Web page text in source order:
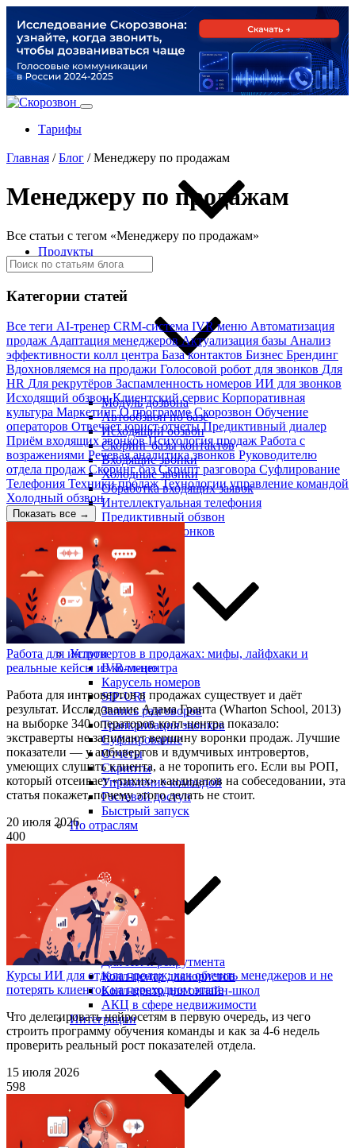
Тарифы
Продукты
По задачам
Модуль дозвона
Автообзвон по базе
Исходящий обзвон
Скоринг базы контактов
Входящие звонки
Холодные звонки
Обработка входящих заявок
Интеллектуальная телефония
Предиктивный обзвон
Маркировка звонков
Услуги
IVR-меню
Карусель номеров
SIP-URI
Запись разговоров
Транкрибация звонков
Суфлирование
Отчёты
Скрипты
Управление командой
Гостевой доступ
Быстрый запуск
По отраслям
Для HR и рекрутмента
Колл-центр для юристов
Колл-центр для онлайн-школ
АКЦ в сфере недвижимости
Интеграции
Главная /Блог /Менеджеру по продажам
Менеджеру по продажам
Все статьи с тегом «Менеджеру по продажам»
Категории статей
Все теги AI-тренер CRM-система IVR меню Автоматизация
продаж Адаптация менеджеровАктуализация базы Анализ
эффективности колл центра База контактов Бизнес Брендинг
Вдохновляемся на продажи Голосовой робот для звонков Для
HR Для рекрутёров Заспамленность номеров ИИ для звонков
Исходящий обзвонКлиентский сервис Корпоративная
культура МаркетингО программе Скорозвон Обучение
операторов Отвечает юристотчетыПредиктивный диалер
Приём входящих звонковПсихология продаж Работа с
возражениями Речевая аналитика звонков Руководителю
отдела продаж Скоринг базСкрипт разговора Суфлирование
Телефония Техники продажТехнологииуправление командой
Холодный обзвон
Показать все →
Работа для интровертов в продажах: мифы, лайфхаки и
реальные кейсы из колл-центра
Работа для интровертов в продажах существует и даёт
результат. Исследование Адама Гранта (Wharton School, 2013)
на выборке 340 операторов колл-центра показало:
экстраверты не занимают вершину воронки продаж. Лучшие
показатели — у амбивертов и вдумчивых интровертов,
умеющих слушать клиента, а не торопить его. Если вы РОП,
который отсеивает «тихих» кандидатов на собеседовании, эта
статья покажет, почему этого делать не стоит.
20 июля 2026
400
Курсы ИИ для отдела продаж: как обучить менеджеров и не
потерять клиентов на переходном этапе
Что делегировать нейросетям в первую очередь, из чего
строить программу обучения команды и как за 4-6 недель
проверить реальный рост показателей отдела.
15 июля 2026
598